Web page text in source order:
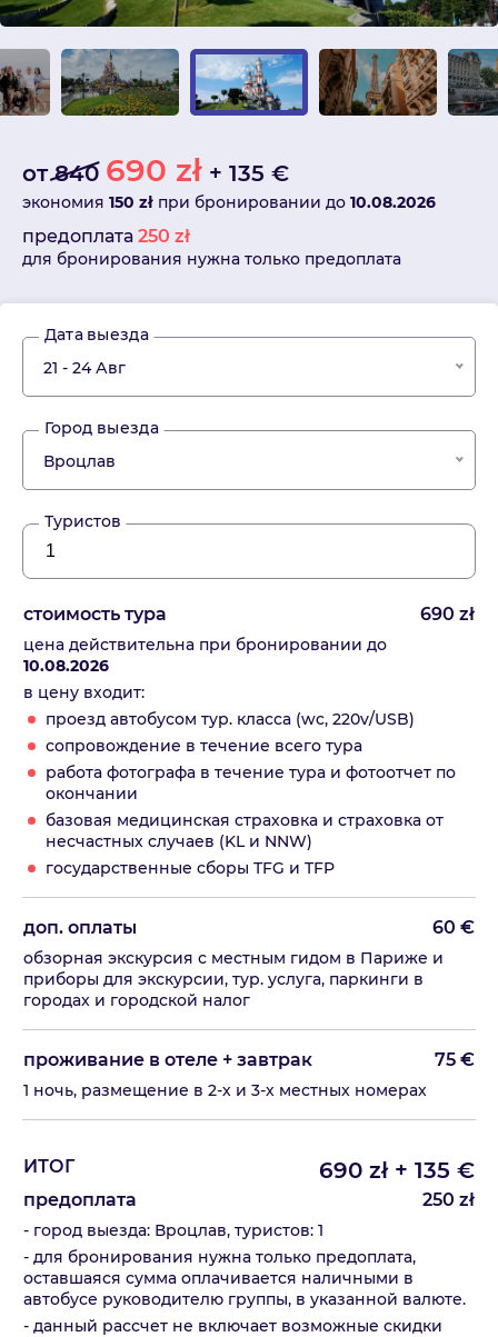
от 840 690 zł + 135 €
экономия 150 zł при бронировании до 10.08.2026
предоплата 250 zł
для бронирования нужна только предоплата
21 - 24 Авг
Дата выезда
Вроцлав
Город выезда
Туристов
стоимость тура 690 zł
цена действительна при бронировании до
10.08.2026
в цену входит:
проезд автобусом тур. класса (wc, 220v/USB)
сопровождение в течение всего тура
работа фотографа в течение тура и фотоотчет по
окончании
базовая медицинская страховка и страховка от
несчастных случаев (KL и NNW)
государственные сборы TFG и TFP
доп. оплаты 60 €
обзорная экскурсия с местным гидом в Париже и
приборы для экскурсии, тур. услуга, паркинги в
городах и городской налог
проживание в отеле + завтрак 75 €
1 ночь, размещение в 2-х и 3-х местных номерах
ИТОГ 690 zł+ 135 €
предоплата 250 zł
- город выезда: Вроцлав, туристов: 1
- для бронирования нужна только предоплата,
оставшаяся сумма оплачивается наличными в
автобусе руководителю группы, в указанной валюте.
- данный рассчет не включает возможные скидки